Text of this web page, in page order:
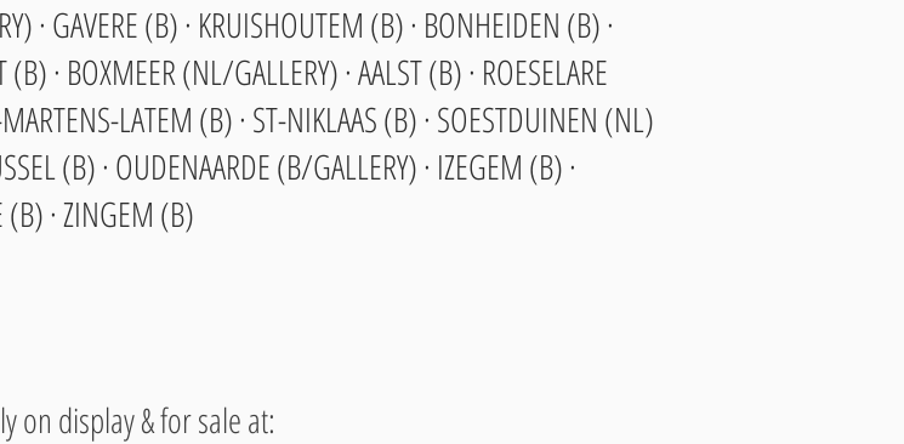
· GAVERE (B) · KRUISHOUTEM (B) · BONHEIDEN (B) ·
· BOXMEER (NL/GALLERY) · AALST (B) · ROESELARE
LATEM (B) · ST-NIKLAAS (B) · SOESTDUINEN (NL)
(B) · OUDENAARDE (B/GALLERY) · IZEGEM (B) ·
(B) · ZINGEM (B)
on display & for sale at: